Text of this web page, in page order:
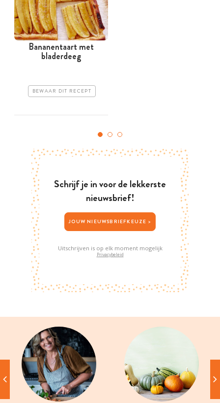
Bananentaart met
bladerdeeg
BEWAAR DIT RECEPT
Schrijf je in voor de lekkerste
nieuwsbrief!
JOUW NIEUWSBRIEFKEUZE >
Uitschrijven is op elk moment mogelijk
Privacybeleid